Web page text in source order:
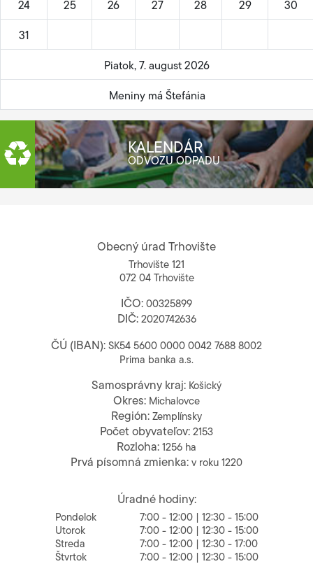
24 25 26 27 28 29 30
31
Piatok, 7. august 2026
Meniny má Štefánia
KALENDÁR
ODVOZU ODPADU
Obecný úrad Trhovište
Trhovište 121
072 04 Trhovište
IČO: 00325899
DIČ:2020742636
ČÚ (IBAN): SK54 5600 0000 0042 7688 8002
Prima banka a.s.
Samosprávny kraj: Košický
Okres: Michalovce
Región: Zemplínsky
Počet obyvateľov: 2153
Rozloha: 1256 ha
Prvá písomná zmienka: v roku 1220
Úradné hodiny:
Pondelok
7:00 - 12:00 | 12:30 - 15:00
Utorok
7:00 - 12:00 | 12:30 - 15:00
Streda
7:00 - 12:00 | 12:30 - 17:00
Štvrtok
7:00 - 12:00 | 12:30 - 15:00